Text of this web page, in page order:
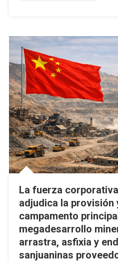
La fuerza
adjudica la provisión
campamento
megadesarrollo
arrastra, asfixia y
sanjuaninas